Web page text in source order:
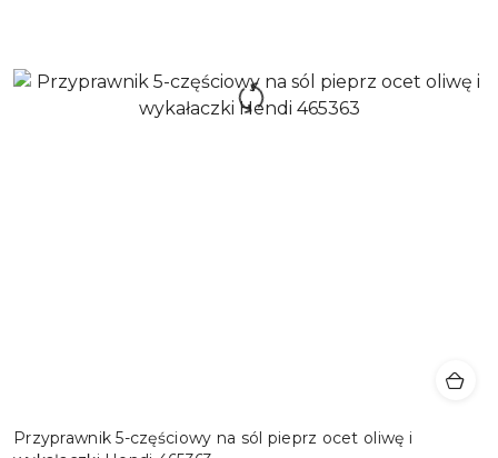
Przyprawnik 5-częściowy na sól pieprz ocet oliwę i